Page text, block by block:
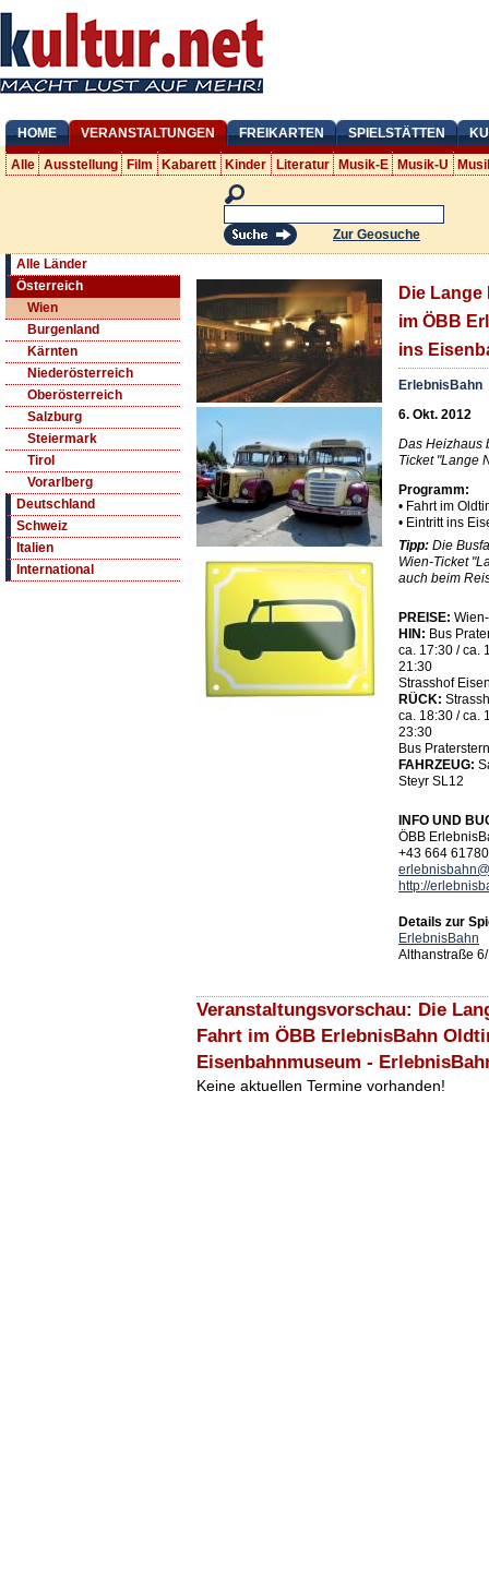
HOME VERANSTALTUNGEN FREIKARTEN SPIELSTÄTTEN
Alle Ausstellung Film Kabarett Kinder Literatur Musik-E Musik-U
Zur Geosuche
Alle Länder
Österreich
Wien
Burgenland
Kärnten
Niederösterreich
Oberösterreich
Salzburg
Steiermark
Tirol
Vorarlberg
Deutschland
Schweiz
Italien
International
Die
im ÖBB
ins
ErlebnisBahn
6. Okt. 2012
Das Heizhaus
Ticket "Lange
Programm:
• Fahrt im
• Eintritt ins
Tipp: Die
Wien-Ticket
auch beim
PREISE:
HIN: Bus
ca. 17:30 / ca.
21:30
Strasshof
RÜCK:
ca. 18:30 / ca.
23:30
Bus
FAHRZEUG:
Steyr SL12
INFO UND
ÖBB
+43 664
http://
Details zur
ErlebnisBahn
Althanstraße
Veranstaltungsvorschau: Die
Fahrt im ÖBB ErlebnisBahn
Eisenbahnmuseum -
Keine aktuellen Termine vorhanden!